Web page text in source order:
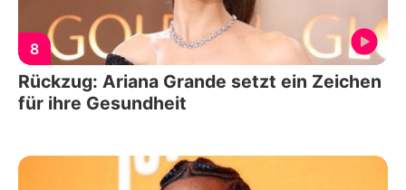
8
Rückzug: Ariana Grande setzt ein Zeichen
für ihre Gesundheit